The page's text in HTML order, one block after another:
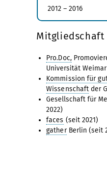
2012 – 2016
Pro.Doc,
Universität
Kommission für
Wissenschaft der
Gesellschaft für
2022)
faces (seit 2021)
gatherBerlin (seit